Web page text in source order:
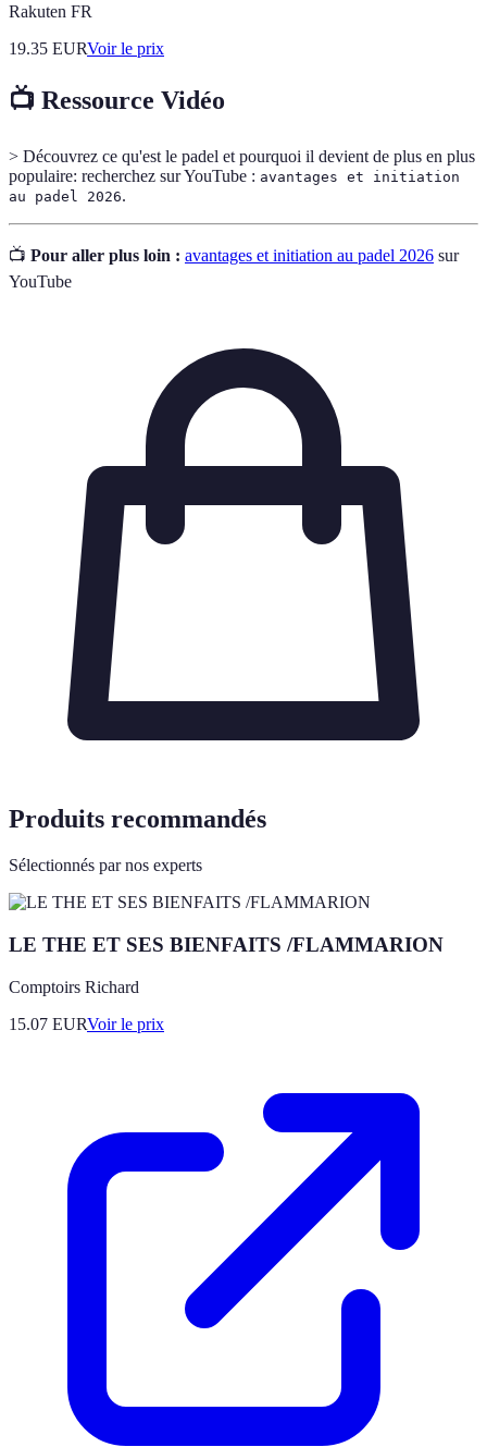
Rakuten FR
19.35 EURVoir le prix
📺 Ressource Vidéo
> Découvrez ce qu'est le padel et pourquoi il devient de plus en plus
populaire: recherchez sur YouTube : avantages et initiation
au padel 2026.
📺 Pour aller plus loin : avantages et initiation au padel 2026 sur
YouTube
Produits recommandés
Sélectionnés par nos experts
LE THE ET SES BIENFAITS /FLAMMARION
Comptoirs Richard
15.07 EURVoir le prix